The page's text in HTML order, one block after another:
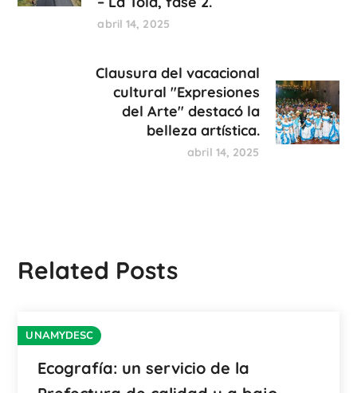
abril 14, 2025
Clausura del vacacional
cultural "Expresiones
del Arte" destacó la
belleza artística.
abril 14, 2025
Related Posts
UNAMYDESC
Ecografía: un servicio de la